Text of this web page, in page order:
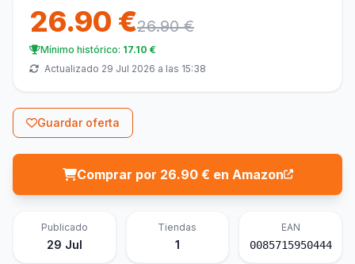
26.90 €26.90 €
Mínimo histórico: 17.10 €
Actualizado 29 Jul 2026 a las 15:38
Guardar oferta
Comprar por 26.90 € en Amazon
Publicado
29 Jul
Tiendas
1
EAN
0085715950444